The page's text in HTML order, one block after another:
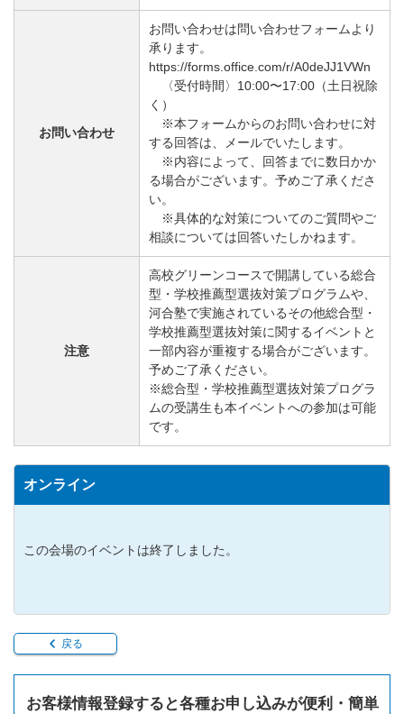
お問い合わせ
お問い合わせは問い合わせフォームより
承ります。
https://forms.office.com/r/A0deJJ1VWn
〈受付時間〉10:00〜17:00（土日祝除
く）
※本フォームからのお問い合わせに対
する回答は、メールでいたします。
※内容によって、回答までに数日かか
る場合がございます。予めご了承くださ
い。
※具体的な対策についてのご質問やご
相談については回答いたしかねます。
注意
高校グリーンコースで開講している総合
型・学校推薦型選抜対策プログラムや、
河合塾で実施されているその他総合型・
学校推薦型選抜対策に関するイベントと
一部内容が重複する場合がございます。
予めご了承ください。
※総合型・学校推薦型選抜対策プログラ
ムの受講生も本イベントへの参加は可能
です。
オンライン
この会場のイベントは終了しました。
戻る
お客様情報登録すると各種お申し込みが便利・簡単